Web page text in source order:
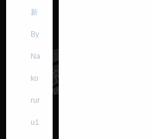
新
By
Na
ko
rur
u1